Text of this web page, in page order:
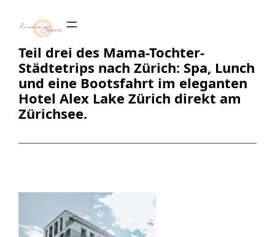
Inhalt
springen
Teil drei des Mama-Tochter-
Städtetrips nach Zürich: Spa, Lunch
und eine Bootsfahrt im eleganten
Hotel Alex Lake Zürich direkt am
Zürichsee.